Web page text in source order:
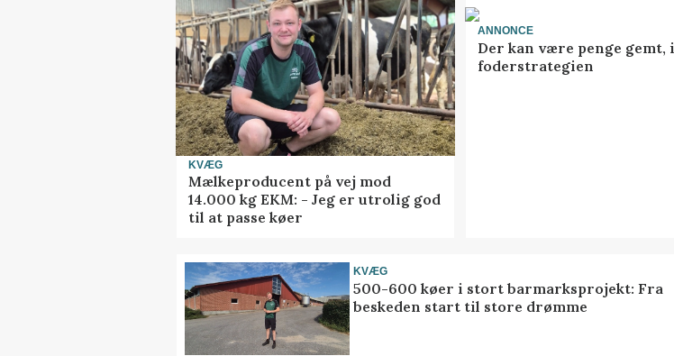
KVÆG
Mælkeproducent på vej mod
14.000 kg EKM: - Jeg er utrolig god
til at passe køer
ANNONCE
Der kan være penge gemt, i
foderstrategien
KVÆG
500-600 køer i stort barmarksprojekt: Fra
beskeden start til store drømme